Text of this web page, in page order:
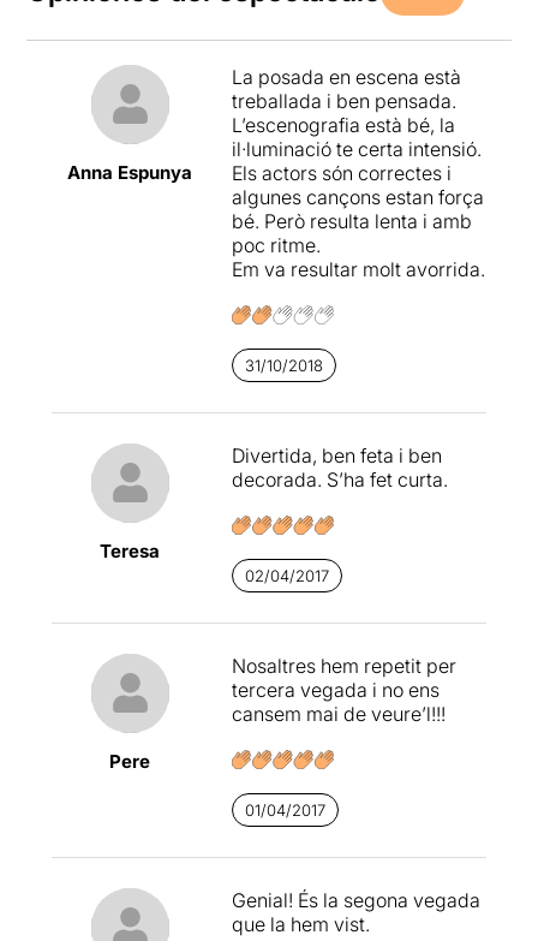
Anna Espunya
La posada en escena està
treballada i ben pensada.
L’escenografia està bé, la
il·luminació te certa intensió.
Els actors són correctes i
algunes cançons estan força
bé. Però resulta lenta i amb
poc ritme.
Em va resultar molt avorrida.
31/10/2018
Teresa
Divertida, ben feta i ben
decorada. S’ha fet curta.
02/04/2017
Pere
Nosaltres hem repetit per
tercera vegada i no ens
cansem mai de veure’l!!!
01/04/2017
Genial! És la segona vegada
que la hem vist.